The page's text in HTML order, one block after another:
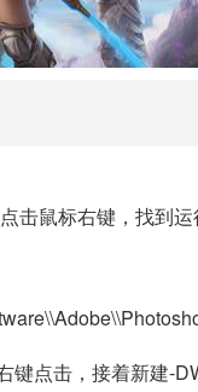
击鼠标右键，找到运
点击，接着新建-